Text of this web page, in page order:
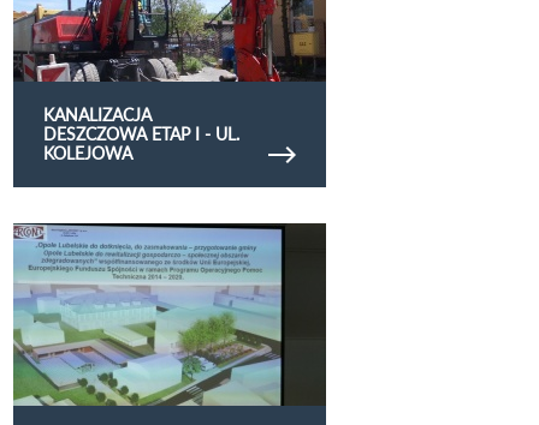
KANALIZACJA
DESZCZOWA ETAP I - UL.
KOLEJOWA
Obejrzyj galerię zdjęć Warsztaty konsultacyjne -
Mały targ i ul. Ogrodowa